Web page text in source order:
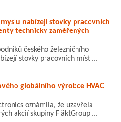
nabízejí stovky pracovních
technicky zaměřených
českého železničního
stovky pracovních míst,...
globálního výrobce HVAC
oznámila, že uzavřela
akcií skupiny FläktGroup,...